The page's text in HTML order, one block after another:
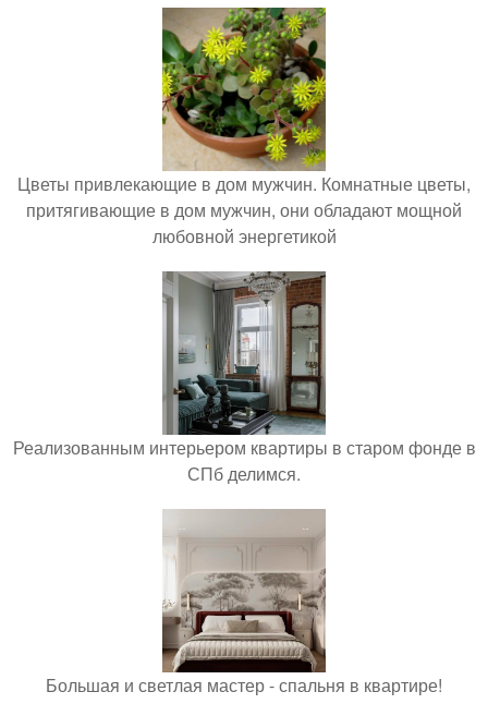
Цветы привлекающие в дом мужчин. Комнатные цветы,
притягивающие в дом мужчин, они обладают мощной
любовной энергетикой
Реализованным интерьером квартиры в старом фонде в
СПб делимся.
Большая и светлая мастер - спальня в квартире!